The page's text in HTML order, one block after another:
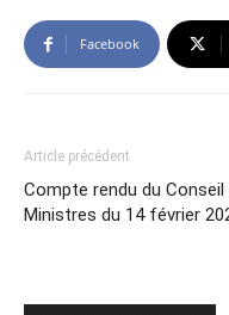
Facebook
Article précédent
Compte rendu du Conseil
Ministres du 14 février